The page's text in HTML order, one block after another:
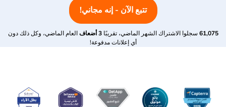
تتبع الآن - إنه مجاني!
61,075 سجلوا الاشتراك الشهر الماضي، تقريبًا 3 أضعاف
العام الماضي، وكل ذلك دون
أي إعلانات مدفوعة!